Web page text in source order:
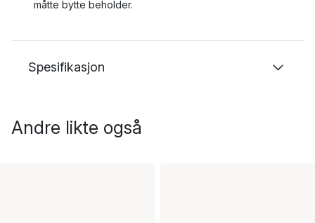
måtte bytte beholder.
Spesifikasjon
Andre likte også